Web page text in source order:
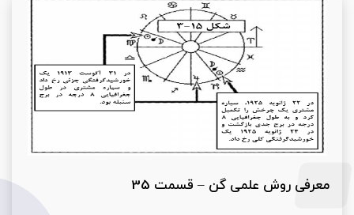
معرفی روش علمی گن – قسمت 35